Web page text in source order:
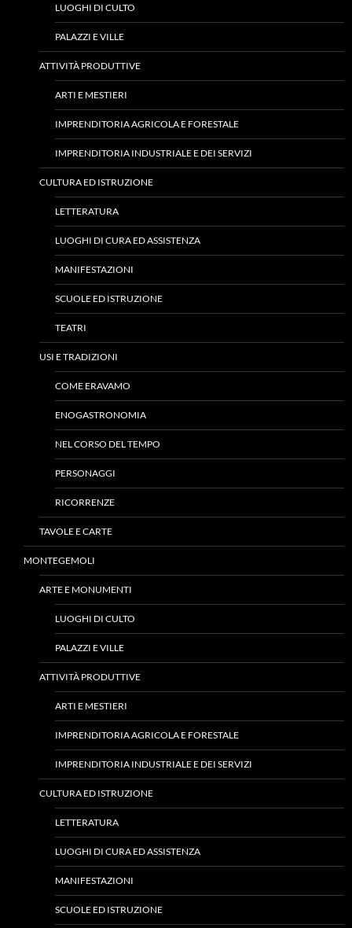
LUOGHI DI CULTO
PALAZZI E VILLE
ATTIVITÀ PRODUTTIVE
ARTI E MESTIERI
IMPRENDITORIA AGRICOLA E FORESTALE
IMPRENDITORIA INDUSTRIALE E DEI SERVIZI
CULTURA ED ISTRUZIONE
LETTERATURA
LUOGHI DI CURA ED ASSISTENZA
MANIFESTAZIONI
SCUOLE ED ISTRUZIONE
TEATRI
USI E TRADIZIONI
COME ERAVAMO
ENOGASTRONOMIA
NEL CORSO DEL TEMPO
PERSONAGGI
RICORRENZE
TAVOLE E CARTE
MONTEGEMOLI
ARTE E MONUMENTI
LUOGHI DI CULTO
PALAZZI E VILLE
ATTIVITÀ PRODUTTIVE
ARTI E MESTIERI
IMPRENDITORIA AGRICOLA E FORESTALE
IMPRENDITORIA INDUSTRIALE E DEI SERVIZI
CULTURA ED ISTRUZIONE
LETTERATURA
LUOGHI DI CURA ED ASSISTENZA
MANIFESTAZIONI
SCUOLE ED ISTRUZIONE